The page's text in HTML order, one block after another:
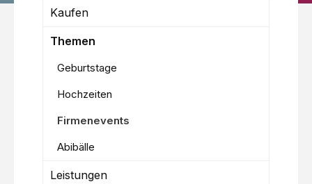
Kaufen
Themen
Geburtstage
Hochzeiten
Firmenevents
Abibälle
Leistungen